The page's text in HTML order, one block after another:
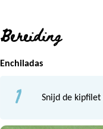
Bereiding
Enchiladas
1 Snijd de kipfilet